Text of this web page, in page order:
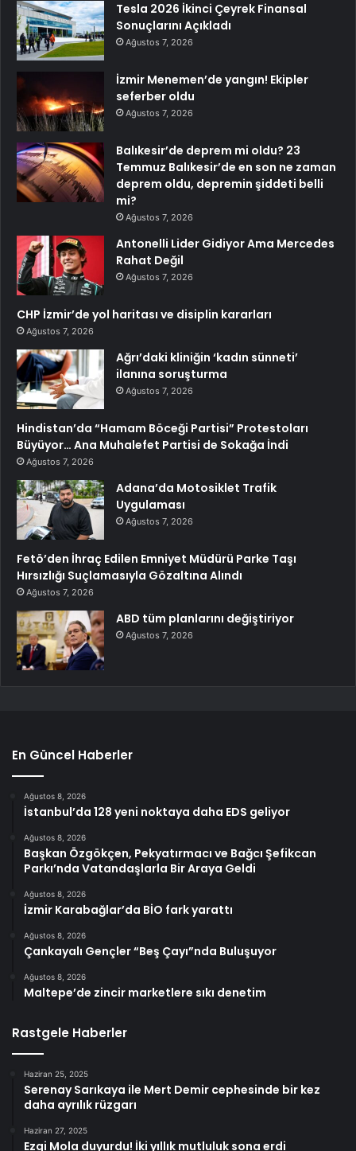
Tesla 2026 İkinci Çeyrek Finansal
Sonuçlarını Açıkladı
Ağustos 7, 2026
İzmir Menemen’de yangın! Ekipler
seferber oldu
Ağustos 7, 2026
Balıkesir’de deprem mi oldu? 23
Temmuz Balıkesir’de en son ne zaman
deprem oldu, depremin şiddeti belli
mi?
Ağustos 7, 2026
Antonelli Lider Gidiyor Ama Mercedes
Rahat Değil
Ağustos 7, 2026
CHP İzmir’de yol haritası ve disiplin kararları
Ağustos 7, 2026
Ağrı’daki kliniğin ‘kadın sünneti’
ilanına soruşturma
Ağustos 7, 2026
Hindistan’da “Hamam Böceği Partisi” Protestoları
Büyüyor… Ana Muhalefet Partisi de Sokağa İndi
Ağustos 7, 2026
Adana’da Motosiklet Trafik
Uygulaması
Ağustos 7, 2026
Fetö’den İhraç Edilen Emniyet Müdürü Parke Taşı
Hırsızlığı Suçlamasıyla Gözaltına Alındı
Ağustos 7, 2026
ABD tüm planlarını değiştiriyor
Ağustos 7, 2026
En Güncel Haberler
Ağustos 8, 2026
İstanbul’da 128 yeni noktaya daha EDS geliyor
Ağustos 8, 2026
Başkan Özgökçen, Pekyatırmacı ve Bağcı Şefikcan
Parkı’nda Vatandaşlarla Bir Araya Geldi
Ağustos 8, 2026
İzmir Karabağlar’da BİO fark yarattı
Ağustos 8, 2026
Çankayalı Gençler “Beş Çayı”nda Buluşuyor
Ağustos 8, 2026
Maltepe’de zincir marketlere sıkı denetim
Rastgele Haberler
Haziran 25, 2025
Serenay Sarıkaya ile Mert Demir cephesinde bir kez
daha ayrılık rüzgarı
Haziran 27, 2025
Ezgi Mola duyurdu! İki yıllık mutluluk sona erdi